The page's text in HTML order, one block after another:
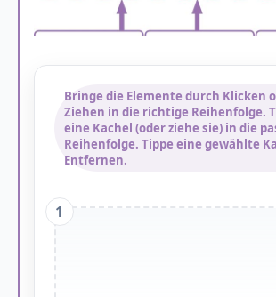
Bringe die Elemente durch Klicken
Ziehen in die richtige Reihenfolge.
eine Kachel (oder ziehe sie) in die
Reihenfolge. Tippe eine gewählte
Entfernen.
1